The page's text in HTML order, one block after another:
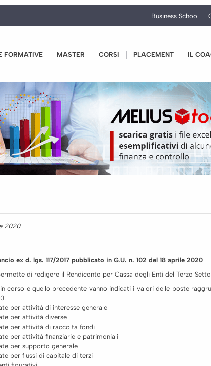
Business School
FORMATIVE MASTER CORSI PLACEMENT IL
2020
ex d. lgs. 117/2017 pubblicato in G.U. n. 102 del 18 aprile 2020
di redigere il Rendiconto per Cassa degli Enti del Terzo
in corso e quello precedente vanno indicati i valori delle poste
per attività di interesse generale
per attività diverse
per attività di raccolta fondi
per attività finanziarie e patrimoniali
per supporto generale
per flussi di capitale di terzi